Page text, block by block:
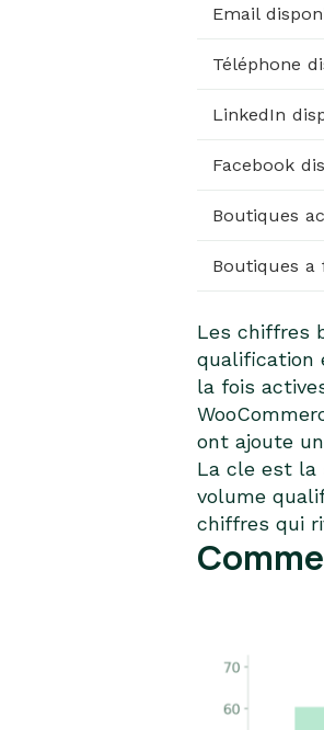
Email
Téléphone
LinkedIn
Facebook
Boutiques
Boutiques a
Les chiffres
qualification
la fois
ont ajoute
La cle est la
volume
chiffres qui